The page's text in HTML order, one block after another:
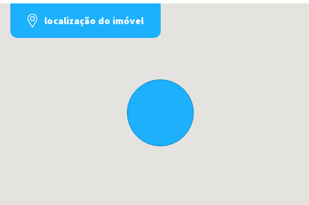
localização do imóvel